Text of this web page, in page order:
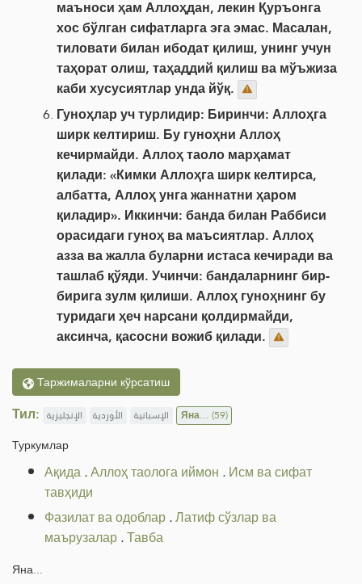
маъноси ҳам Аллоҳдан, лекин Қуръонга
хос бўлган сифатларга эга эмас. Масалан,
тиловати билан ибодат қилиш, унинг учун
таҳорат олиш, таҳаддий қилиш ва мўъжиза
каби хусусиятлар унда йўқ.
Гуноҳлар уч турлидир: Биринчи: Аллоҳга
ширк келтириш. Бу гуноҳни Аллоҳ
кечирмайди. Аллоҳ таоло марҳамат
қилади: «Кимки Аллоҳга ширк келтирса,
албатта, Аллоҳ унга жаннатни ҳаром
қиладир». Иккинчи: банда билан Раббиси
орасидаги гуноҳ ва маъсиятлар. Аллоҳ
азза ва жалла буларни истаса кечиради ва
ташлаб қўяди. Учинчи: бандаларнинг бир-
бирига зулм қилиши. Аллоҳ гуноҳнинг бу
туридаги ҳеч нарсани қолдирмайди,
аксинча, қасосни вожиб қилади.
Таржималарни кўрсатиш
Тил: الإنجليزية الأوردية الإسبانية Яна...(59)
Туркумлар
Ақида.Аллоҳ таолога иймон .Исм ва сифат
тавҳиди
Фазилат ва одоблар.Латиф сўзлар ва
маърузалар.Тавба
Яна...